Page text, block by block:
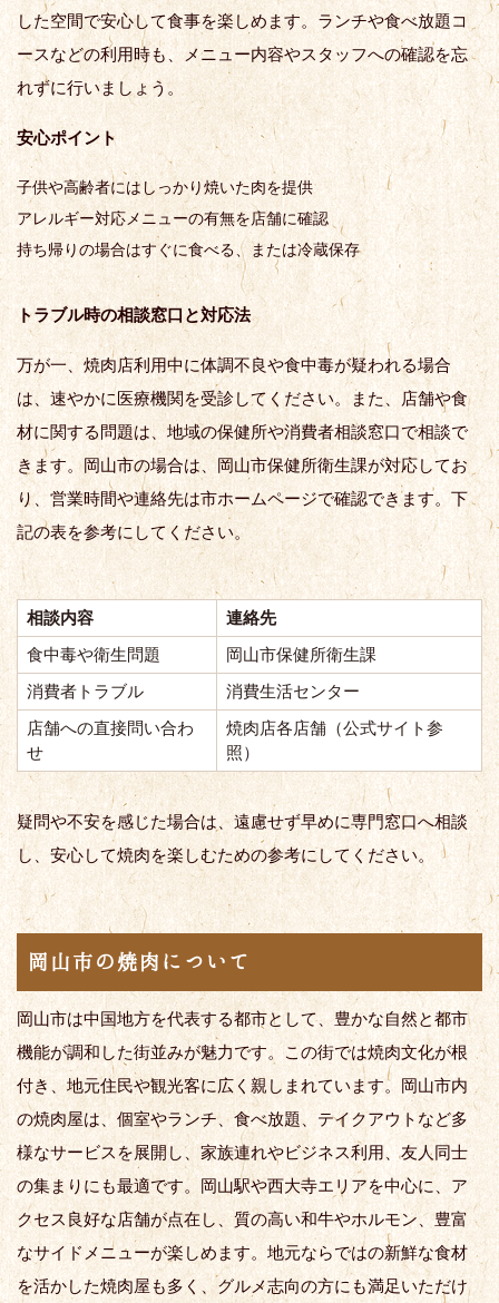
した空間で安心して食事を楽しめます。ランチや食べ放題コ
ースなどの利用時も、メニュー内容やスタッフへの確認を忘
れずに行いましょう。
安心ポイント
子供や高齢者にはしっかり焼いた肉を提供
アレルギー対応メニューの有無を店舗に確認
持ち帰りの場合はすぐに食べる、または冷蔵保存
トラブル時の相談窓口と対応法
万が一、焼肉店利用中に体調不良や食中毒が疑われる場合
は、速やかに医療機関を受診してください。また、店舗や食
材に関する問題は、地域の保健所や消費者相談窓口で相談で
きます。岡山市の場合は、岡山市保健所衛生課が対応してお
り、営業時間や連絡先は市ホームページで確認できます。下
記の表を参考にしてください。
相談内容
連絡先
食中毒や衛生問題
岡山市保健所衛生課
消費者トラブル
消費生活センター
店舗への直接問い合わ
せ
焼肉店各店舗（公式サイト参
照）
疑問や不安を感じた場合は、遠慮せず早めに専門窓口へ相談
し、安心して焼肉を楽しむための参考にしてください。
岡山市の焼肉について
岡山市は中国地方を代表する都市として、豊かな自然と都市
機能が調和した街並みが魅力です。この街では焼肉文化が根
付き、地元住民や観光客に広く親しまれています。岡山市内
の焼肉屋は、個室やランチ、食べ放題、テイクアウトなど多
様なサービスを展開し、家族連れやビジネス利用、友人同士
の集まりにも最適です。岡山駅や西大寺エリアを中心に、ア
クセス良好な店舗が点在し、質の高い和牛やホルモン、豊富
なサイドメニューが楽しめます。地元ならではの新鮮な食材
を活かした焼肉屋も多く、グルメ志向の方にも満足いただけ